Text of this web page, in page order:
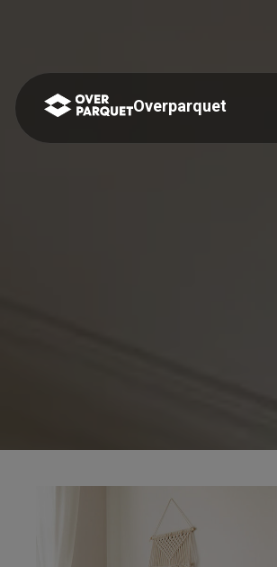
Overparquet